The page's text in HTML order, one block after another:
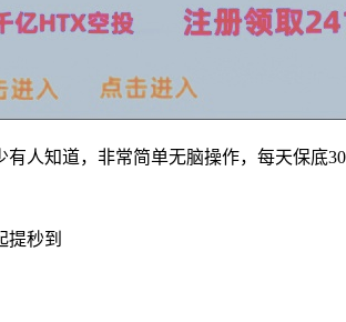
人知道，非常简单无脑操作，每天保底
提秒到